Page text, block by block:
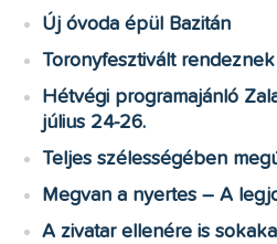
Új óvoda épül Bazitán
Toronyfesztivált
Hétvégi programajánló
július 24-26.
Teljes szélességében
Megvan a nyertes – A
A zivatar ellenére is